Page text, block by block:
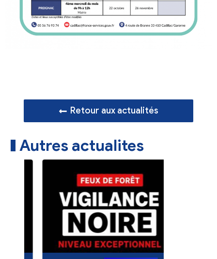
Retour aux actualités
Autres actualites